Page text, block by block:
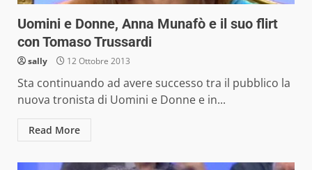
Uomini e Donne, Anna Munafò e il suo flirt
con Tomaso Trussardi
sally 12 Ottobre 2013
Sta continuando ad avere successo tra il pubblico la
nuova tronista di Uomini e Donne e in...
Read More